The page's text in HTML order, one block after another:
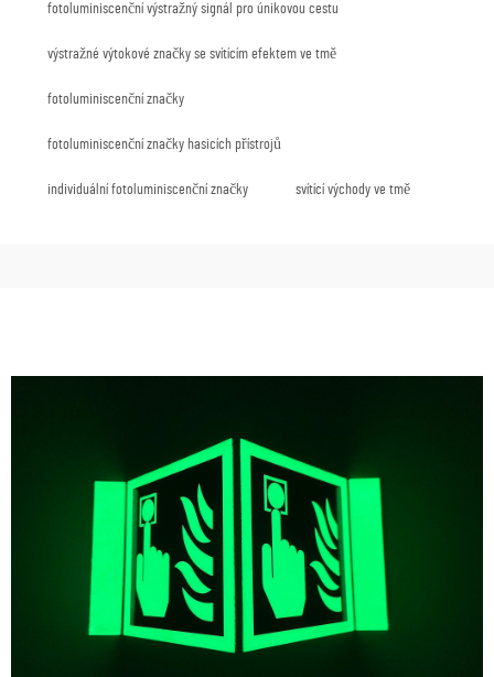
fotoluminiscenční výstražný signál pro únikovou cestu
výstražné výtokové značky se svítícím efektem ve tmě
fotoluminiscenční značky
fotoluminiscenční značky hasicích přístrojů
individuální fotoluminiscenční značky svítící východy ve tmě